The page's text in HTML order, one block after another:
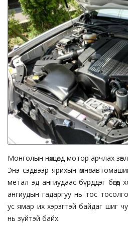
Монголын нөхцөлд мотор арчлах
Энэ сэдвээр ярихын өмнө
метал эд ангиудаас бүрддэг
ангиудын гадаргуу нь тос
ус ямар их хэрэгтэй байдаг шиг
нь зүйтэй байх.